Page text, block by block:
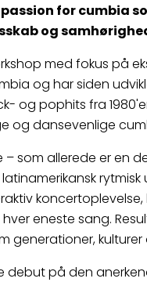
for cumbia
og
med fokus på
og har siden
og pophits fra
og dansevenlige
som allerede er en
eneste sang.
generationer, kulturer
debut på den